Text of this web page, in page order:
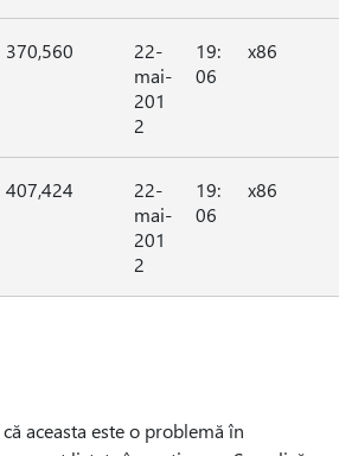
370,560
22-
mai-
201
2
19:
06
x86
407,424
22-
mai-
201
2
19:
06
x86
aceasta este o problemă în